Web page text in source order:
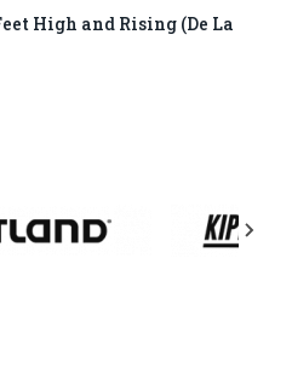
High and Rising (De La